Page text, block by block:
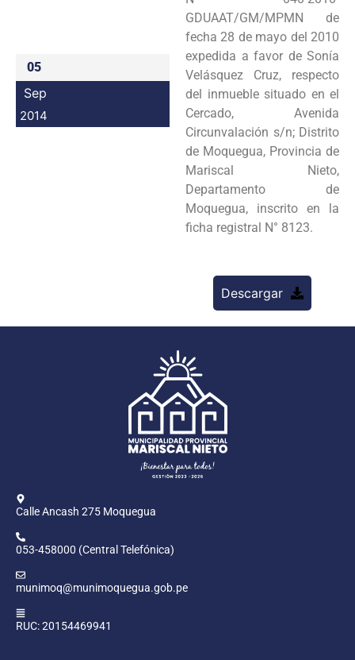
05
Sep
2014
GDUAAT/GM/MPMN de
fecha 28 de mayo del 2010
expedida a favor de Sonía
Velásquez Cruz, respecto
del inmueble situado en el
Cercado, Avenida
Circunvalación s/n; Distrito
de Moquegua, Provincia de
Mariscal Nieto,
Departamento de
Moquegua, inscrito en la
ficha registral N° 8123.
Descargar
Calle Ancash 275 Moquegua
053-458000 (Central Telefónica)
munimoq@munimoquegua.gob.pe
RUC: 20154469941